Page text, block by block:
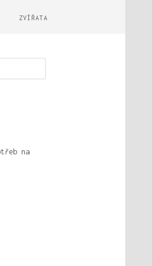
ZVÍŘATA
na